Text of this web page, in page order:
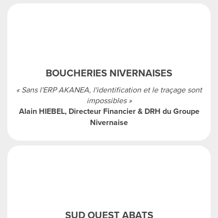
BOUCHERIES NIVERNAISES
« Sans l'ERP AKANEA, l'identification et le traçage sont
impossibles »
Alain HIEBEL, Directeur Financier & DRH du Groupe
Nivernaise
SUD OUEST ABATS